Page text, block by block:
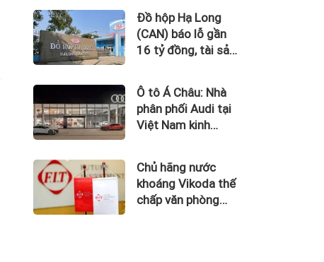
Airways nhìn từ
công nợ với ACV
Đồ hộp Hạ Long
(CAN) báo lỗ gần
16 tỷ đồng, tài sản
sau nửa năm
Ô tô Á Châu: Nhà
phân phối Audi tại
Việt Nam kinh
Chủ hãng nước
khoáng Vikoda thế
chấp văn phòng